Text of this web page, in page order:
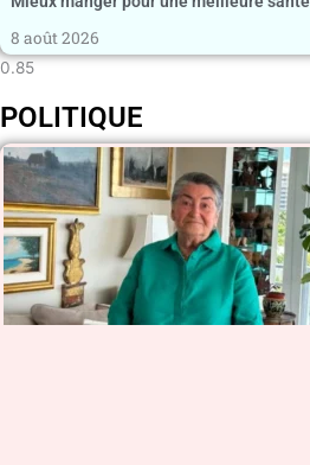
8 août 2026
POLITIQUE